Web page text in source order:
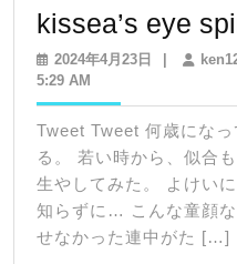
kissea’s eye
2024年4月23日 2024
月
23
日
|
5:29 AM
Tweet Tweet 何歳にな
る。 若い時から、似合
生やしてみた。 よけい
知らずに… こんな童顔
せなかった連中がた […]